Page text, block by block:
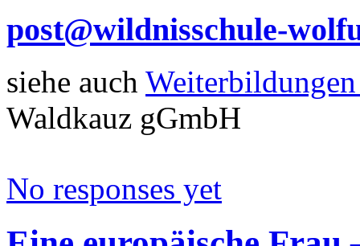
post@wildnisschule-
siehe auch
Waldkauz gGmbH
No responses yet